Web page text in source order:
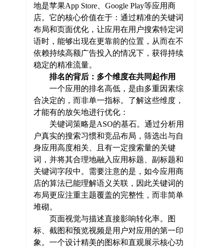
地是苹果App Store、Google Play等应用商
店。它的核心价值在于：通过精准的关键词
布局和页面优化，让应用在用户搜索特定词
语时，能够出现在更靠前的位置，从而在不
依赖持续高额广告投入的情况下，获得持续
稳定的精准流量。
排名的背后：多个维度在共同起作用
一个应用的排名高低，是由多重因素综
合决定的，而非单一指标。了解这些维度，
才能有的放矢地进行优化：
关键词策略是ASO的基石。通过分析用
户真实的搜索习惯和竞品布局，筛选出与自
身应用高度相关、且有一定搜索量的关键
词，并将其合理地融入应用标题、副标题和
关键词字段中。需要注意的是，如今应用商
店的算法已能理解语义关联，因此关键词的
布局更应注重主题覆盖的完整性，而非简单
堆砌。
页面视觉与描述直接影响转化率。图
标、截图和预览视频是用户对应用的第一印
象。一个设计精美的图标和直观展示核心功